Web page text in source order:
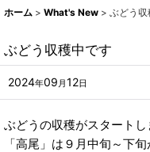
ホーム > What's New > ぶどう
ぶどう収穫中です
2024年09 月12日
ぶどうの収穫がスタートし
「高尾」は９月中旬～下